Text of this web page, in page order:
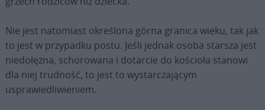
Nie jest natomiast określona górna granica wieku, tak jak
to jest w przypadku postu. Jeśli jednak osoba starsza jest
niedołężna, schorowana i dotarcie do kościoła stanowi
dla niej trudność, to jest to wystarczającym
usprawiedliwieniem.